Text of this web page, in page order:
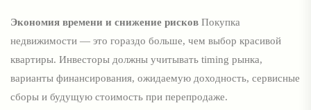
Экономия времени и снижение рисков Покупка
недвижимости — это гораздо больше, чем выбор красивой
квартиры. Инвесторы должны учитывать timing рынка,
варианты финансирования, ожидаемую доходность, сервисные
сборы и будущую стоимость при перепродаже.